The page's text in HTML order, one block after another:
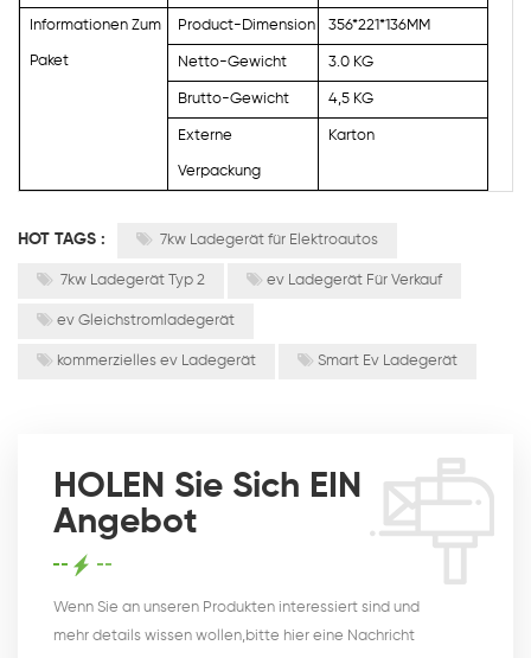
Informationen Zum
Paket
Product-Dimension 356*221*136MM
Netto-Gewicht 3.0 KG
Brutto-Gewicht 4,5 KG
Externe
Verpackung
Karton
HOT TAGS : 7kw Ladegerät für Elektroautos
7kw Ladegerät Typ 2 ev Ladegerät Für Verkauf
ev Gleichstromladegerät
kommerzielles ev Ladegerät Smart Ev Ladegerät
HOLEN Sie Sich EIN
Angebot
Wenn Sie an unseren Produkten interessiert sind und
mehr details wissen wollen,bitte hier eine Nachricht